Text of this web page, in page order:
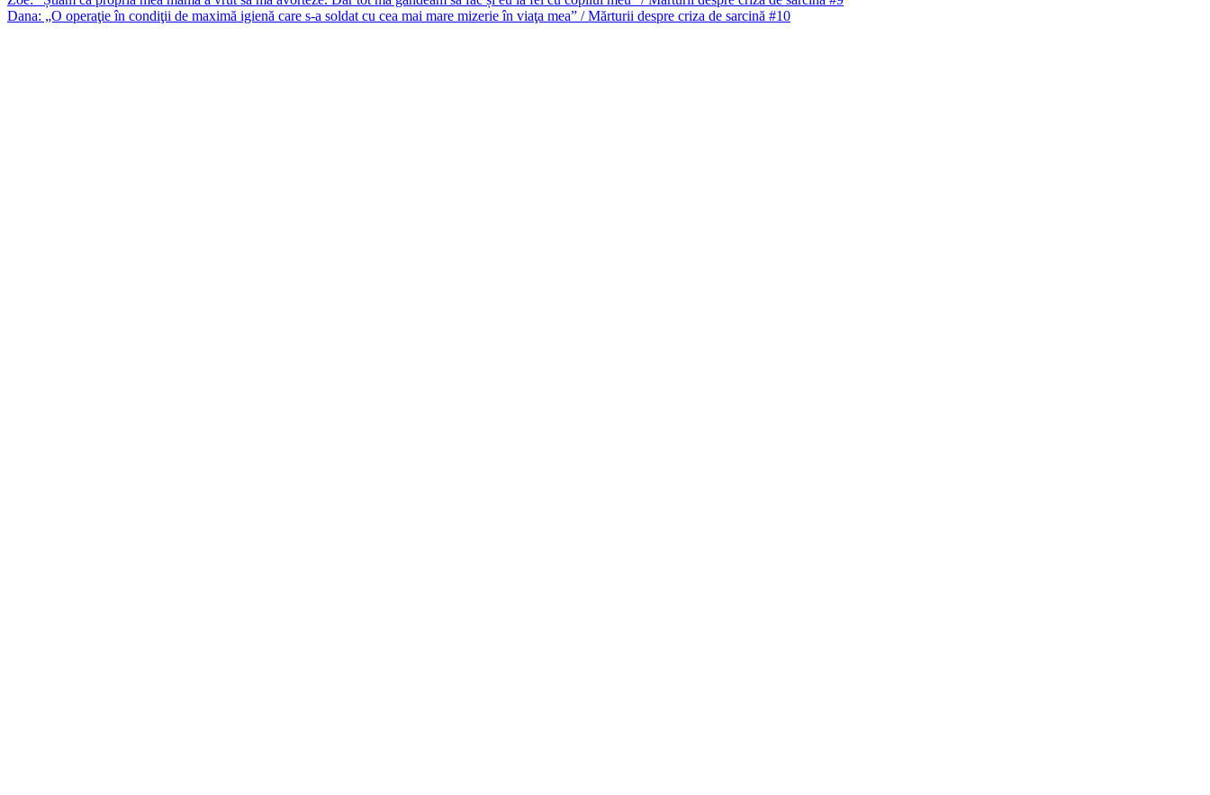
Dana: „O operaţie în condiţii de maximă igienă care s-a soldat cu cea mai mare mizerie în viaţa mea” / Mărturii despre criza de sarcină #10